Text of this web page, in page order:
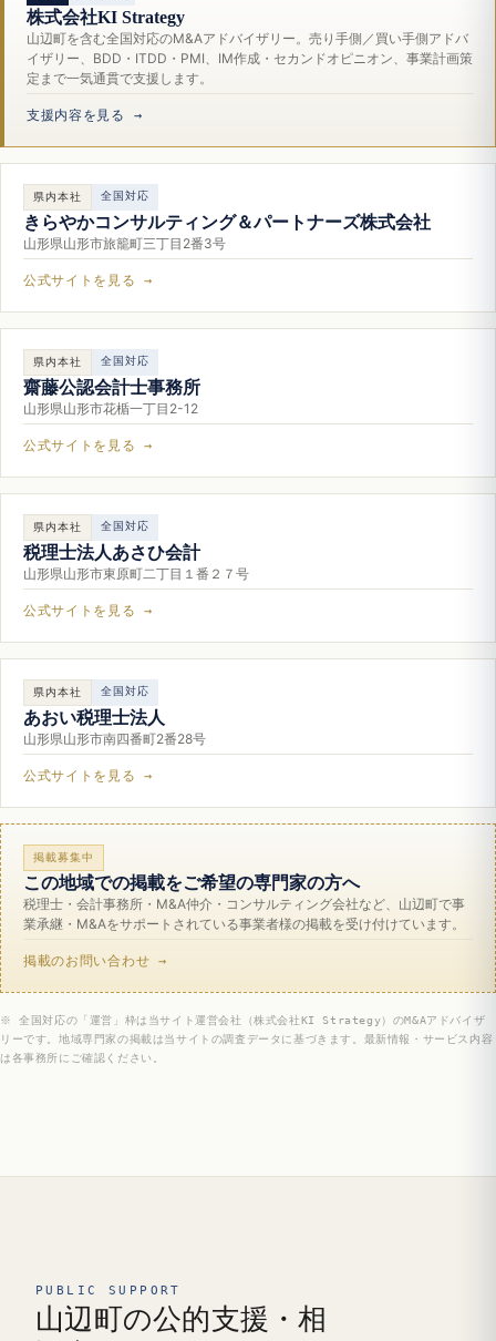
株式会社KI Strategy
山辺町を含む全国対応のM&Aアドバイザリー。売り手側／買い手側アドバ
イザリー、BDD・ITDD・PMI、IM作成・セカンドオピニオン、事業計画策
定まで一気通貫で支援します。
支援内容を見る →
県内本社 全国対応
きらやかコンサルティング＆パートナーズ株式会社
山形県山形市旅籠町三丁目2番3号
公式サイトを見る →
県内本社 全国対応
齋藤公認会計士事務所
山形県山形市花楯一丁目2-12
公式サイトを見る →
県内本社 全国対応
税理士法人あさひ会計
山形県山形市東原町二丁目１番２７号
公式サイトを見る →
県内本社 全国対応
あおい税理士法人
山形県山形市南四番町2番28号
公式サイトを見る →
掲載募集中
この地域での掲載をご希望の専門家の方へ
税理士・会計事務所・M&A仲介・コンサルティング会社など、山辺町で事
業承継・M&Aをサポートされている事業者様の掲載を受け付けています。
掲載のお問い合わせ →
※ 全国対応の「運営」枠は当サイト運営会社（株式会社KI Strategy）のM&Aアドバイザ
リーです。地域専門家の掲載は当サイトの調査データに基づきます。最新情報・サービス内容
は各事務所にご確認ください。
PUBLIC SUPPORT
山辺町の公的支援・相